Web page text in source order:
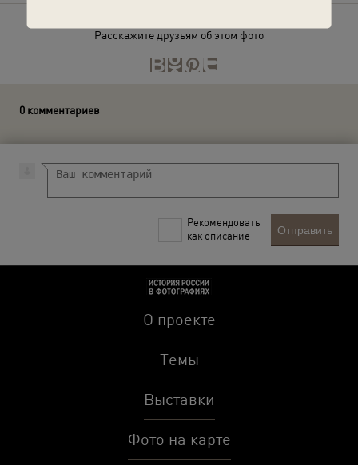
Расскажите друзьям об этом фото
0 комментариев
Рекомендовать
как описание
Отправить
О проекте
Темы
Выставки
Фото на карте